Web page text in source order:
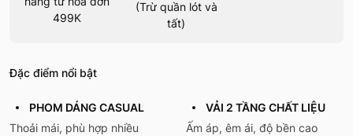
499K
(Trừ quần lót và
tất)
Đặc điểm nổi bật
PHOM DÁNG CASUAL
Thoải mái, phù hợp nhiều
VẢI 2 TẦNG CHẤT LIỆU
Ấm áp, êm ái, độ bền cao